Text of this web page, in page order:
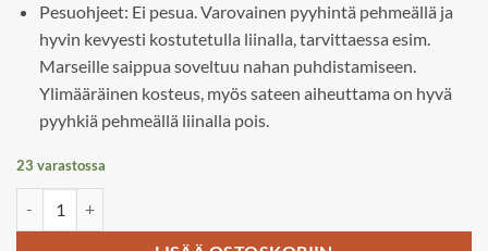
Pesuohjeet: Ei pesua. Varovainen pyyhintä pehmeällä ja
hyvin kevyesti kostutetulla liinalla, tarvittaessa esim.
Marseille saippua soveltuu nahan puhdistamiseen.
Ylimääräinen kosteus, myös sateen aiheuttama on hyvä
pyyhkiä pehmeällä liinalla pois.
23 varastossa